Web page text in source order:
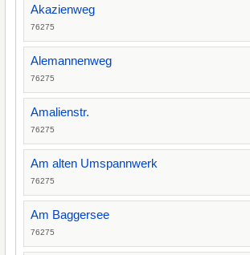
Akazienweg
76275
Alemannenweg
76275
Amalienstr.
76275
Am alten Umspannwerk
76275
Am Baggersee
76275